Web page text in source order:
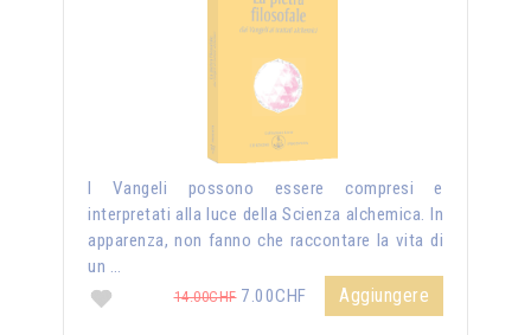
I Vangeli possono essere compresi e
interpretati alla luce della Scienza alchemica. In
apparenza, non fanno che raccontare la vita di
un …
14.00CHF7.00CHF Aggiungere